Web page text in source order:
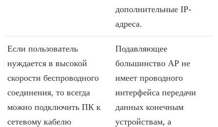
дополнительные IP-
адреса.
Если пользователь
нуждается в высокой
скорости беспроводного
соединения, то всегда
можно подключить ПК к
сетевому кабелю
Подавляющее
большинство АР не
имеет проводного
интерфейса передачи
данных конечным
устройствам, а